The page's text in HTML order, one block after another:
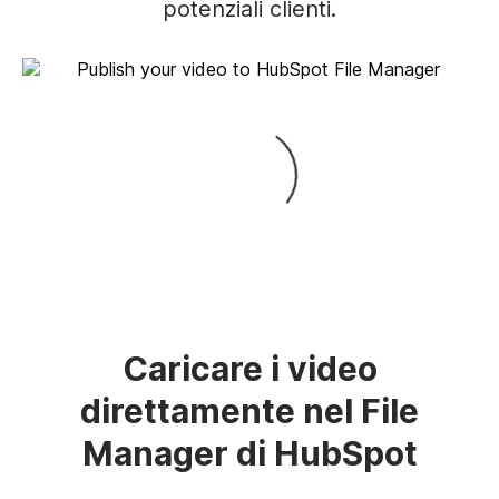
potenziali clienti.
Caricare i video
direttamente nel File
Manager di HubSpot